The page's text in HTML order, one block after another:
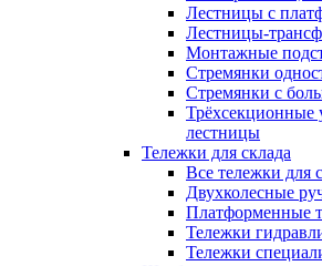
Лестницы с
Лестницы-
Монтажные
Стремянки
Стремянки с
Трёхсекционные
лестницы
Тележки для склада
Все тележки для
Двухколесные
Платформенные
Тележки
Тележки